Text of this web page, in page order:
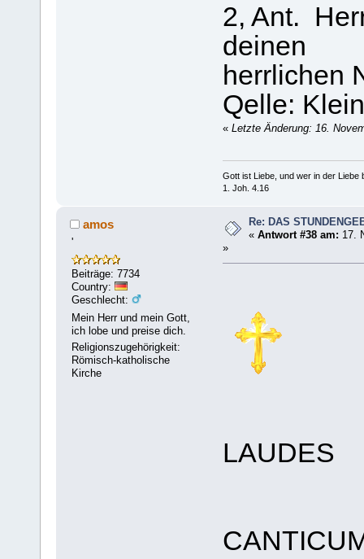
2, Ant.
deinen
herrlichen
Qelle:
« Letzte Änderung: 16.
Gott ist Liebe, und wer in der Liebe
1. Joh. 4.16
amos
'
Beiträge: 7734
Country:
Geschlecht:
Mein Herr und mein Gott,
ich lobe und preise dich.
Religionszugehörigkeit:
Römisch-katholische
Kirche
Re: DAS
«Antwort #38 am: 17.
»
LAUDES